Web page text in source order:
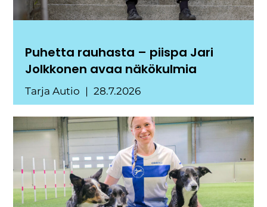
Puhetta rauhasta – piispa Jari
Jolkkonen avaa näkökulmia
Tarja Autio 28.7.2026